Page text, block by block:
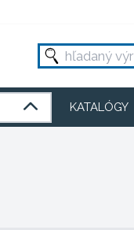
KATALÓGY